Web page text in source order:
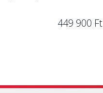
449 900 Ft